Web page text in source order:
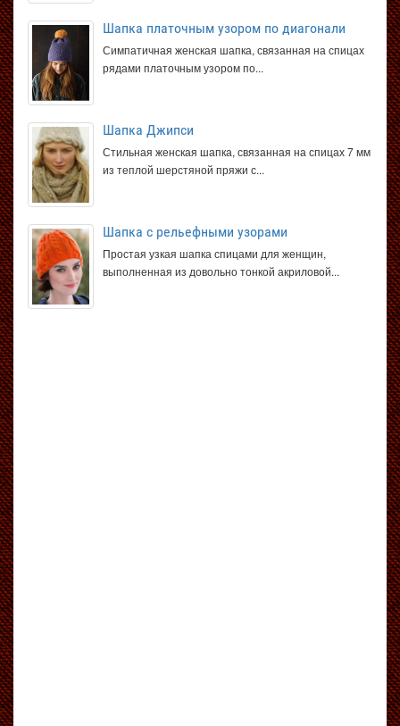
Шапка платочным узором по диагонали
Симпатичная женская шапка, связанная на спицах
рядами платочным узором по...
Шапка Джипси
Стильная женская шапка, связанная на спицах 7 мм
из теплой шерстяной пряжи с...
Шапка с рельефными узорами
Простая узкая шапка спицами для женщин,
выполненная из довольно тонкой акриловой...